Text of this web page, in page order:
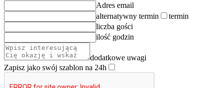
Adres email
alternatywny termin
termin
liczba gości
ilość godzin
dodatkowe uwagi
Zapisz jako swój szablon na 24h